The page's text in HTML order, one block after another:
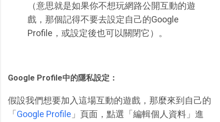
（意思就是如果你不想玩網路公開互動的遊
戲，那個記得不要去設定自己的Google
Profile，或設定後也可以關閉它）。
Google Profile中的隱私設定：
假設我們想要加入這場互動的遊戲，那麼來到自己的
「 Google Profile 」頁面，點選「編輯個人資料」進